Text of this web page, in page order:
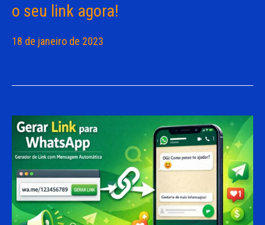
o seu link agora!
18 de janeiro de 2023